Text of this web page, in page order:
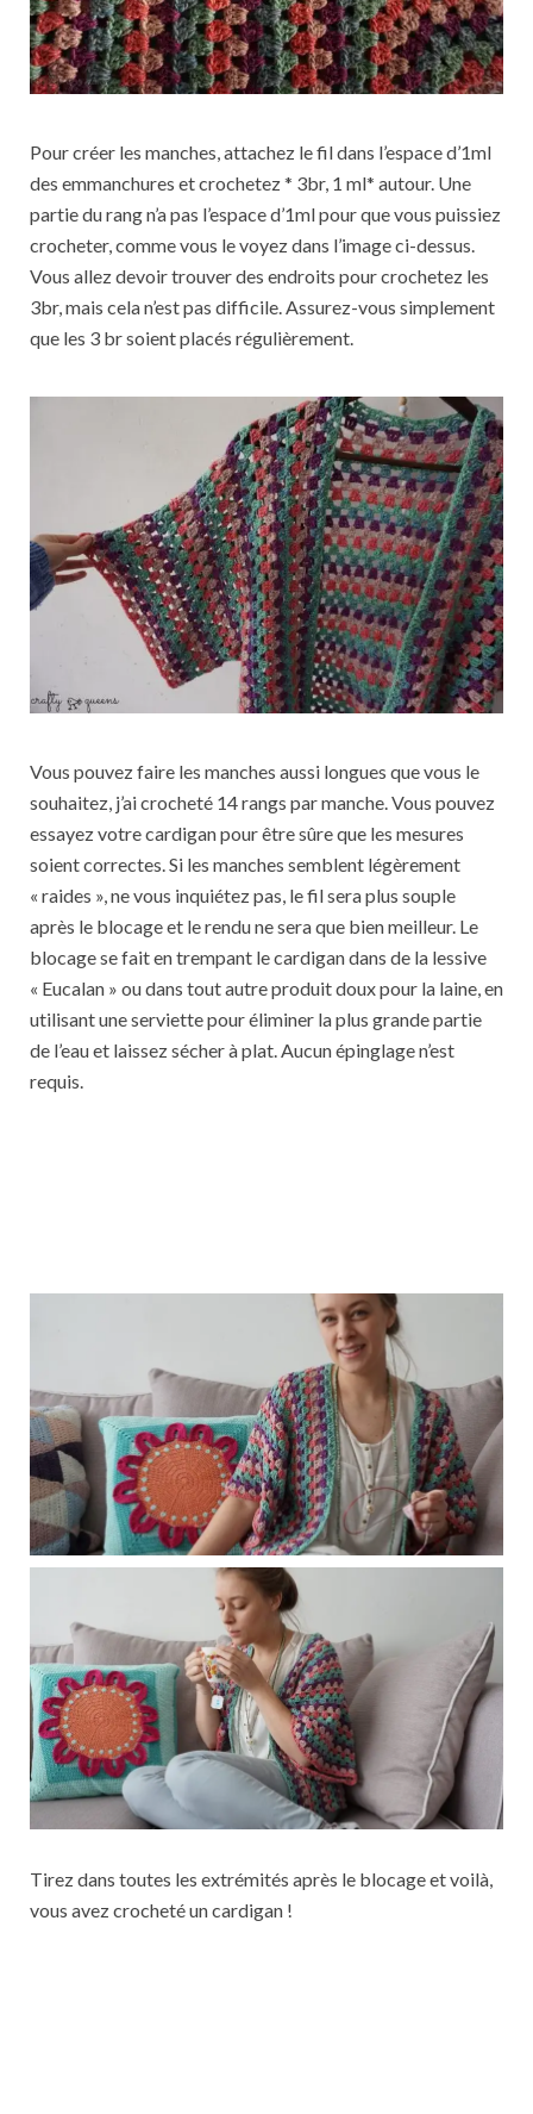
Pour créer les manches, attachez le fil dans l’espace d’1ml
des emmanchures et crochetez * 3br, 1 ml* autour. Une
partie du rang n’a pas l’espace d’1ml pour que vous puissiez
crocheter, comme vous le voyez dans l’image ci-dessus.
Vous allez devoir trouver des endroits pour crochetez les
3br, mais cela n’est pas difficile. Assurez-vous simplement
que les 3 br soient placés régulièrement.
Vous pouvez faire les manches aussi longues que vous le
souhaitez, j’ai crocheté 14 rangs par manche. Vous pouvez
essayez votre cardigan pour être sûre que les mesures
soient correctes. Si les manches semblent légèrement
« raides », ne vous inquiétez pas, le fil sera plus souple
après le blocage et le rendu ne sera que bien meilleur. Le
blocage se fait en trempant le cardigan dans de la lessive
« Eucalan » ou dans tout autre produit doux pour la laine, en
utilisant une serviette pour éliminer la plus grande partie
de l’eau et laissez sécher à plat. Aucun épinglage n’est
requis.
Tirez dans toutes les extrémités après le blocage et voilà,
vous avez crocheté un cardigan !